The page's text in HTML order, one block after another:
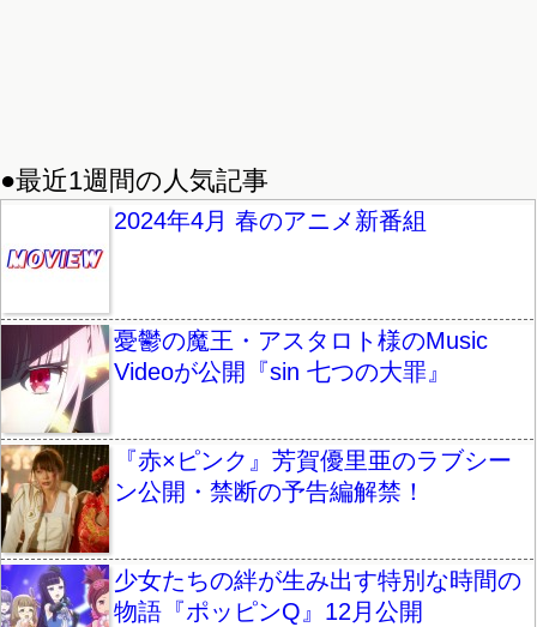
●最近1週間の人気記事
2024年4月 春のアニメ新番組
憂鬱の魔王・アスタロト様のMusic
Videoが公開『sin 七つの大罪』
『赤×ピンク』芳賀優里亜のラブシー
ン公開・禁断の予告編解禁！
少女たちの絆が生み出す特別な時間の
物語『ポッピンQ』12月公開